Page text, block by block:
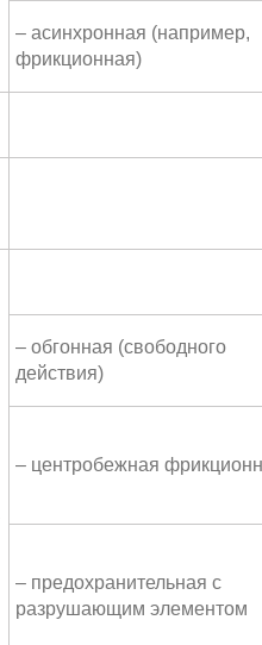
– асинхронная (например,
фрикционная)
– обгонная (свободного
действия)
– центробежная
– предохранительная с
разрушающим элементом